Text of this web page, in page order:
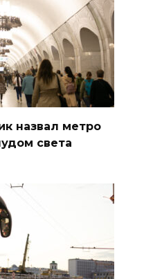
назвал метро
света